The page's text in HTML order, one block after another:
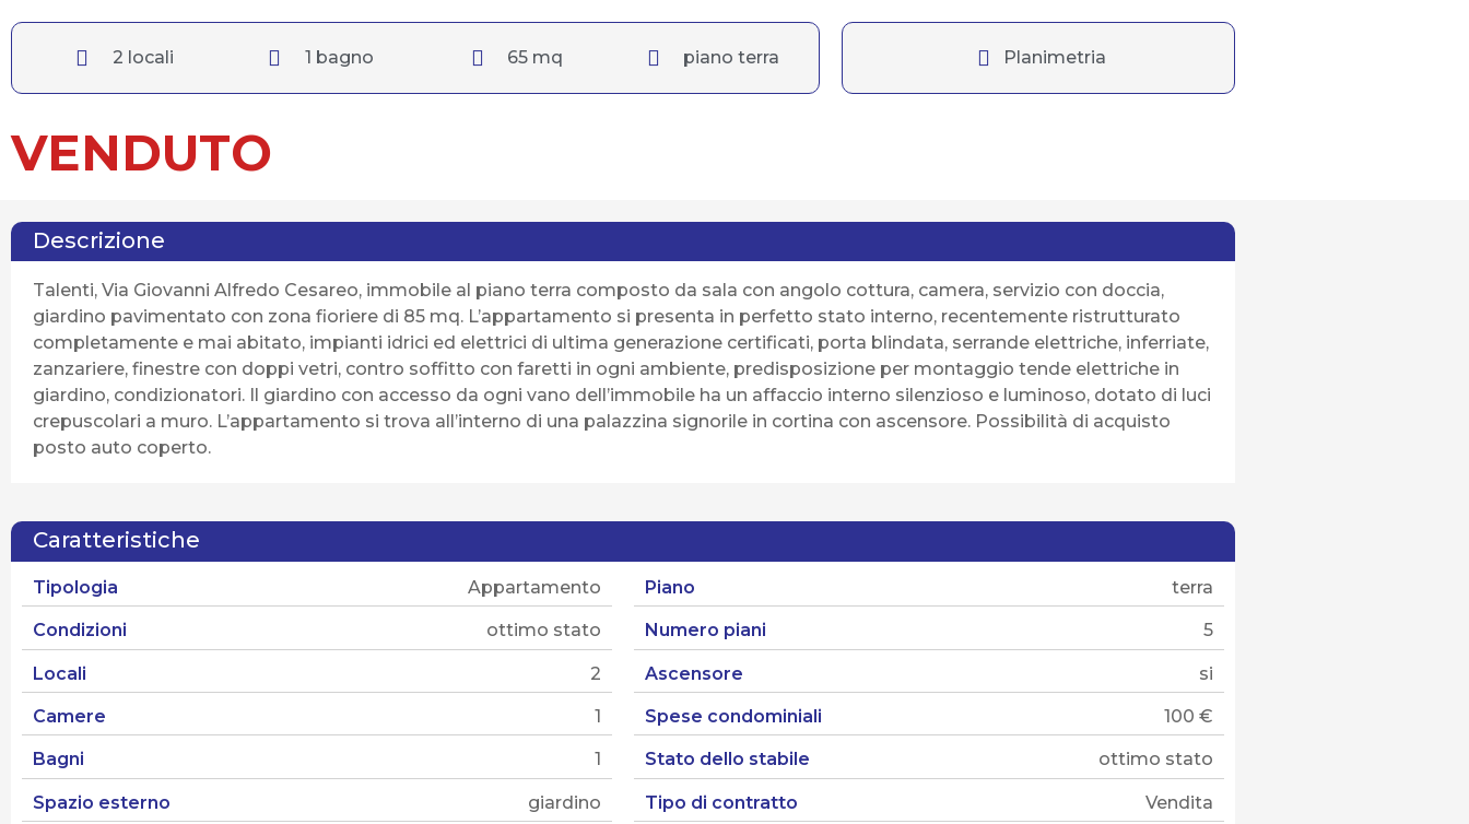
2 locali 1 bagno 65 mq piano terra Planimetria
VENDUTO
Descrizione
Talenti, Via Giovanni Alfredo Cesareo, immobile al piano terra composto da sala con angolo cottura, camera, servizio con doccia,
giardino pavimentato con zona fioriere di 85 mq. L’appartamento si presenta in perfetto stato interno, recentemente ristrutturato
completamente e mai abitato, impianti idrici ed elettrici di ultima generazione certificati, porta blindata, serrande elettriche, inferriate,
zanzariere, finestre con doppi vetri, contro soffitto con faretti in ogni ambiente, predisposizione per montaggio tende elettriche in
giardino, condizionatori. Il giardino con accesso da ogni vano dell’immobile ha un affaccio interno silenzioso e luminoso, dotato di luci
crepuscolari a muro. L’appartamento si trova all’interno di una palazzina signorile in cortina con ascensore. Possibilità di acquisto
posto auto coperto.
Caratteristiche
Tipologia Appartamento
Condizioni ottimo stato
Locali 2
Camere 1
Bagni 1
Spazio esterno giardino
Piano terra
Numero piani 5
Ascensore si
Spese condominiali 100 €
Stato dello stabile ottimo stato
Tipo di contratto Vendita